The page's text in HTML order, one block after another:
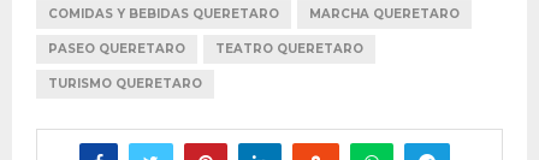
COMIDAS Y BEBIDAS QUERETARO MARCHA QUERETARO
PASEO QUERETARO TEATRO QUERETARO
TURISMO QUERETARO